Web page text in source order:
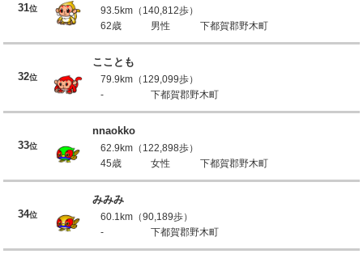
31位
93.5km（140,812歩）
62歳
男性 下都賀郡野木町
32位
こことも
79.9km（129,099歩）
-
下都賀郡野木町
33位
nnaokko
62.9km（122,898歩）
45歳
女性 下都賀郡野木町
34位
みみみ
60.1km（90,189歩）
-
下都賀郡野木町